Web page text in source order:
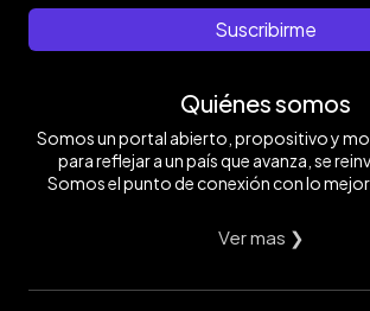
Suscribirme
Quiénes somos
Somos un portal abierto, propositivo y
para reflejar a un país que avanza, se
Somos el punto de conexión con lo mejor
Ver mas ❯